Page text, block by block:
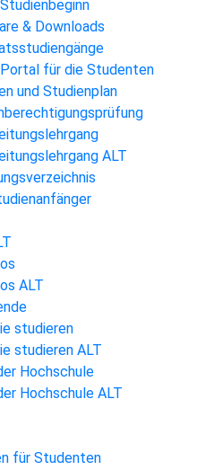
& Downloads
für die Studenten
und Studienplan
ALT
ALT
studieren
studieren ALT
Hochschule
Hochschule ALT
für Studenten